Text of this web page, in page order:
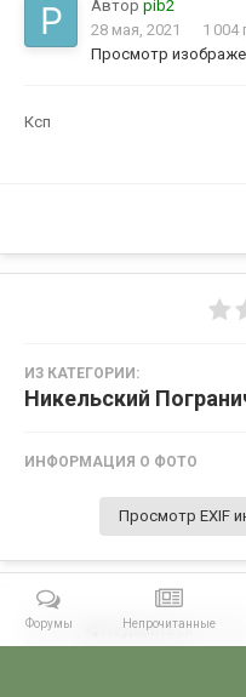
Автор pib2
28 мая, 2021
1 004
Просмотр
Ксп
ИЗ КАТЕГОРИИ:
Никельский
ИНФОРМАЦИЯ О ФОТО
Просмотр EXIF
Поделиться
Форумы Непрочитанные